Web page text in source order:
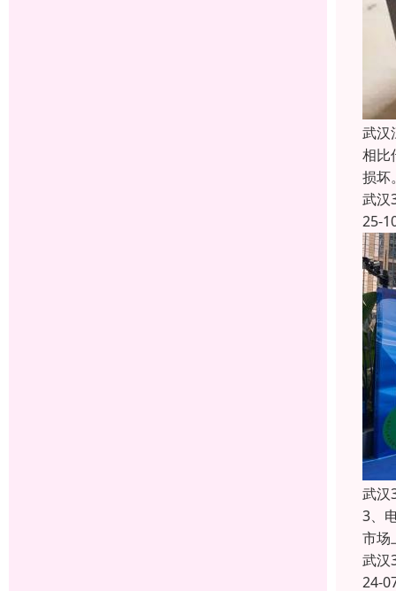
武汉
相比
损坏
武汉
25-
武汉
3、
市场
武汉
24-